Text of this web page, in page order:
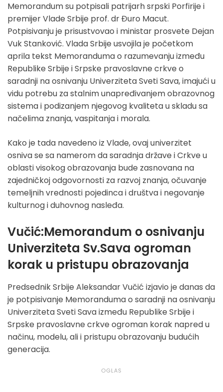
Memorandum su potpisali patrijarh srpski Porfirije i
premijer Vlade Srbije prof. dr Đuro Macut.
Potpisivanju je prisustvovao i ministar prosvete Dejan
Vuk Stanković. Vlada Srbije usvojila je početkom
aprila tekst Memoranduma o razumevanju između
Republike Srbije i Srpske pravoslavne crkve o
saradnji na osnivanju Univerziteta Sveti Sava, imajući u
vidu potrebu za stalnim unapređivanjem obrazovnog
sistema i podizanjem njegovog kvaliteta u skladu sa
načelima znanja, vaspitanja i morala.
Kako je tada navedeno iz Vlade, ovaj univerzitet
osniva se sa namerom da saradnja države i Crkve u
oblasti visokog obrazovanja bude zasnovana na
zajedničkoj odgovornosti za razvoj znanja, očuvanje
temeljnih vrednosti pojedinca i društva i negovanje
kulturnog i duhovnog nasleđa.
Vučić:Memorandum o osnivanju
Univerziteta Sv.Sava ogroman
korak u pristupu obrazovanja
Predsednik Srbije Aleksandar Vučić izjavio je danas da
je potpisivanje Memoranduma o saradnji na osnivanju
Univerziteta Sveti Sava između Republike Srbije i
Srpske pravoslavne crkve ogroman korak napred u
načinu, modelu, ali i pristupu obrazovanju budućih
generacija.